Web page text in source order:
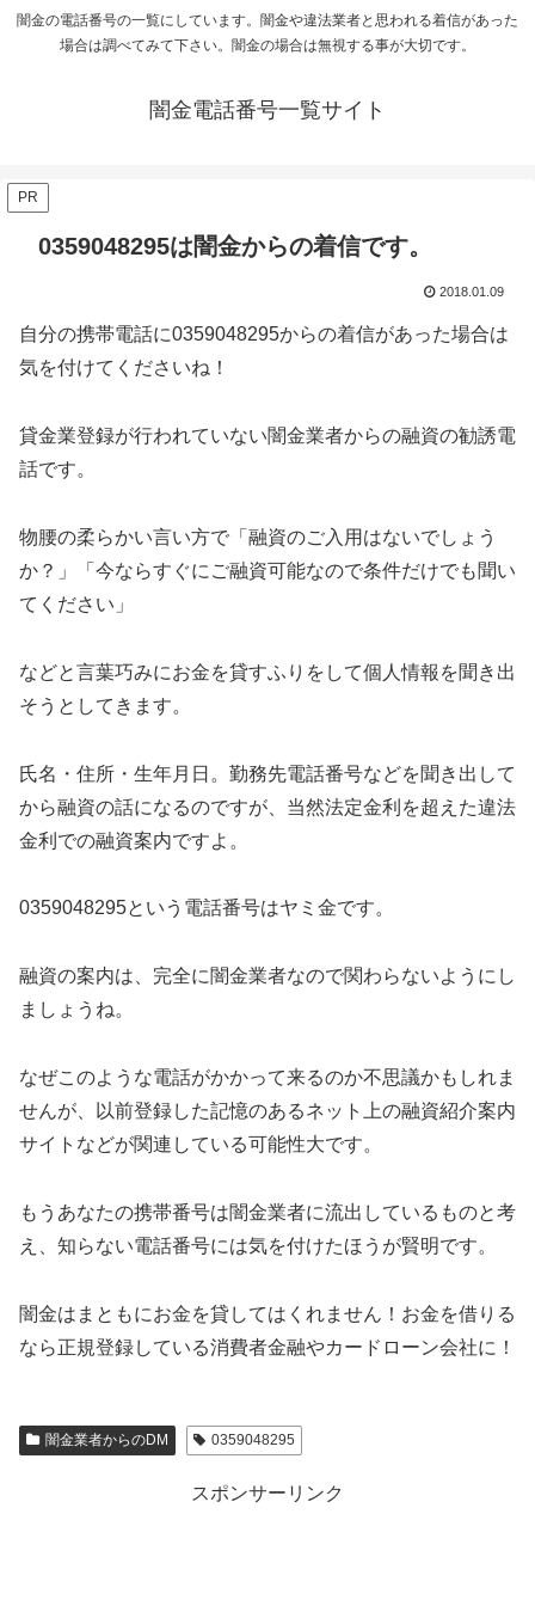
闇金の電話番号の一覧にしています。闇金や違法業者と思われる着信があった
場合は調べてみて下さい。闇金の場合は無視する事が大切です。
闇金電話番号一覧サイト
PR
0359048295は闇金からの着信です。
2018.01.09
自分の携帯電話に0359048295からの着信があった場合は
気を付けてくださいね！
貸金業登録が行われていない闇金業者からの融資の勧誘電
話です。
物腰の柔らかい言い方で「融資のご入用はないでしょう
か？」「今ならすぐにご融資可能なので条件だけでも聞い
てください」
などと言葉巧みにお金を貸すふりをして個人情報を聞き出
そうとしてきます。
氏名・住所・生年月日。勤務先電話番号などを聞き出して
から融資の話になるのですが、当然法定金利を超えた違法
金利での融資案内ですよ。
0359048295という電話番号はヤミ金です。
融資の案内は、完全に闇金業者なので関わらないようにし
ましょうね。
なぜこのような電話がかかって来るのか不思議かもしれま
せんが、以前登録した記憶のあるネット上の融資紹介案内
サイトなどが関連している可能性大です。
もうあなたの携帯番号は闇金業者に流出しているものと考
え、知らない電話番号には気を付けたほうが賢明です。
闇金はまともにお金を貸してはくれません！お金を借りる
なら正規登録している消費者金融やカードローン会社に！
闇金業者からのDM 0359048295
スポンサーリンク